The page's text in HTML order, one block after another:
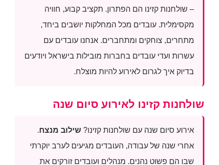
– שולחנות קזינו הם הפתרון. תקציב קבוע, חוויה
מקסימלית. עובדים מכל המחלקות יושבים ביחד,
מתחרים, צוחקים ומתחברים. אנחנו עובדים עם
עשרות ועדי עובדים בחברות מובילות בישראל ויודעים
בדיוק איך לגרום לאירוע להיות מוצלח.
שולחנות קזינו לאירוע סיום שנה
אירוע סיום שנה עם שולחנות קזינו? שילוב מנצח.
אחרי שנה של עבודה, העובדים מגיעים לערב יוקרתי
שבו הם פשוט נהנים. מנהלים ועובדים זורקים את